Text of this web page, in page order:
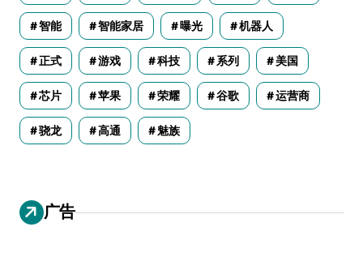
智能 智能家居 曝光 机器人
正式 游戏 科技 系列 美国
芯片 苹果 荣耀 谷歌 运营商
骁龙 高通 魅族
广告